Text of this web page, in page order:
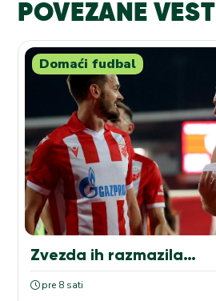
POVEZANE VESTI
Domaći fudbal
Zvezda ih razmazila…
pre 8 sati